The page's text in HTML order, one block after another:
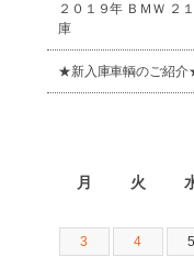
２０１９年 ＢＭＷ
庫
★新入庫車輌のご紹
月 火
3 4 5